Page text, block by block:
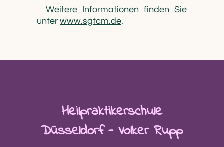
Weitere Informationen finden Sie
unter www.sgtcm.de.
Heilpraktikerschule
Düsseldorf - Volker Rupp